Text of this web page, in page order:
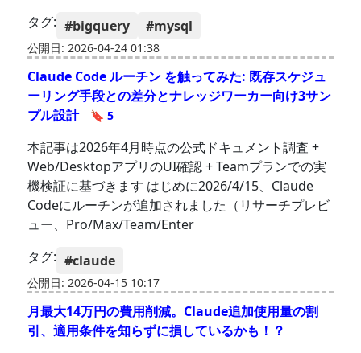
タグ: #bigquery #mysql
公開日: 2026-04-24 01:38
Claude Code ルーチン を触ってみた: 既存スケジュ
ーリング手段との差分とナレッジワーカー向け3サン
プル設計
🔖 5
本記事は2026年4月時点の公式ドキュメント調査 +
Web/DesktopアプリのUI確認 + Teamプランでの実
機検証に基づきます はじめに2026/4/15、Claude
Codeにルーチンが追加されました（リサーチプレビ
ュー、Pro/Max/Team/Enter
タグ: #claude
公開日: 2026-04-15 10:17
月最大14万円の費用削減。Claude追加使用量の割
引、適用条件を知らずに損しているかも！？